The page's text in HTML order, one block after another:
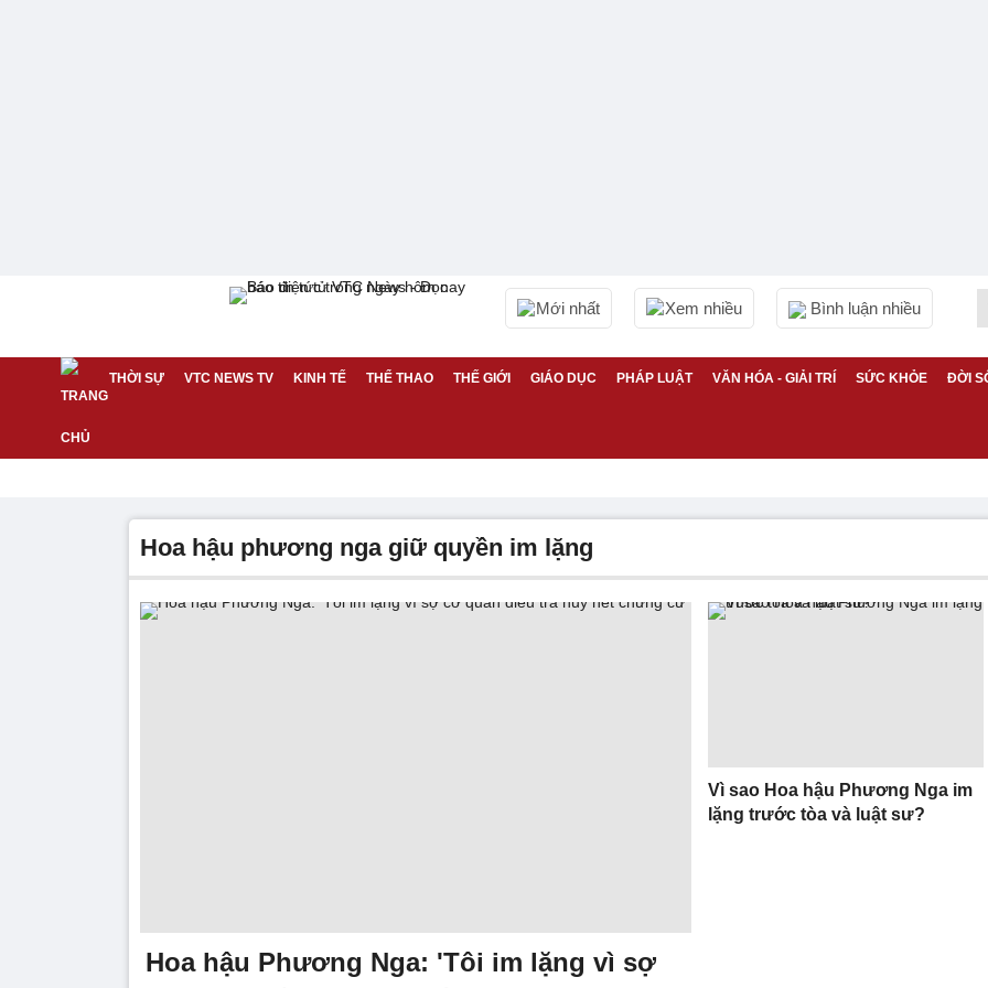
Mới nhất Xem nhiều Bình luận nhiều
THỜI SỰ VTC NEWS TV KINH TẾ THỂ THAO THẾ GIỚI GIÁO DỤC PHÁP LUẬT VĂN HÓA - GIẢI TRÍ SỨC KHỎE ĐỜI
hoa hậu phương nga giữ quyền im lặng
Hoa hậu Phương Nga: 'Tôi im lặng vì sợ
Vì sao Hoa hậu Phương Nga im
lặng trước tòa và luật sư?